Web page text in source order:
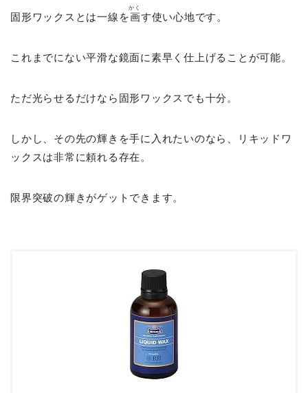
固形ワックスとは一線を画
かく
す使い心地です。
これまでにない平滑な鏡面に素早く仕上げることが可能。
ただ光らせるだけなら固形ワックスでも十分。
しかし、その先の輝きを手に入れたいのなら、リキッドワ
ックスは非常に頼れる存在。
限界突破の輝きがゲットできます。